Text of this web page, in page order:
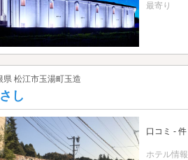
最寄り
県 松江市玉湯町玉造
し
口コミ - 件
ホテル情報